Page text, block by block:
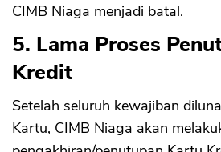
CIMB Niaga menjadi batal.
5. Lama Proses
Kredit
Setelah seluruh kewajiban
Kartu, CIMB Niaga akan